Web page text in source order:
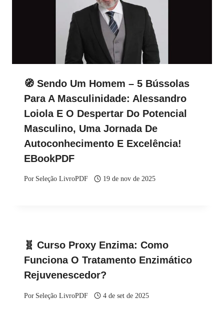
🧭 Sendo Um Homem – 5 Bússolas
Para A Masculinidade: Alessandro
Loiola E O Despertar Do Potencial
Masculino, Uma Jornada De
Autoconhecimento E Excelência!
EBookPDF
Por Seleção LivroPDF 19 de nov de 2025
🧬 Curso Proxy Enzima: Como
Funciona O Tratamento Enzimático
Rejuvenescedor?
Por Seleção LivroPDF 4 de set de 2025